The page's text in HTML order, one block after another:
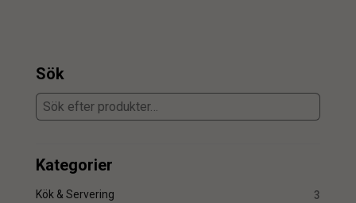
Sök
Kategorier
Kök & Servering 3